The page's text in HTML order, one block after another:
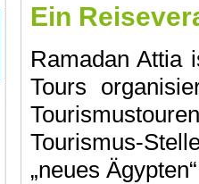
Ein
Ramadan Attia
Tours
Tourismus-
„neues